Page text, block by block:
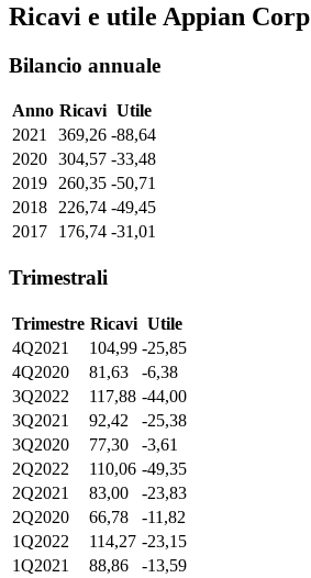
Ricavi e utile Appian Corp
Bilancio annuale
Anno Ricavi Utile
2021
369,26 -88,64
2020 304,57 -33,48
2019
260,35 -50,71
2018
226,74 -49,45
2017
176,74 -31,01
Trimestrali
Trimestre Ricavi Utile
4Q2021
104,99 -25,85
4Q2020
81,63
-6,38
3Q2022
117,88 -44,00
3Q2021
92,42
-25,38
3Q2020
77,30
-3,61
2Q2022
110,06 -49,35
2Q2021
83,00
-23,83
2Q2020
66,78
-11,82
1Q2022
114,27 -23,15
1Q2021
88,86
-13,59